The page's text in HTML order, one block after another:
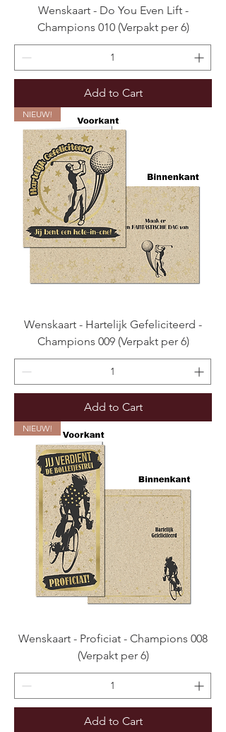
Wenskaart - Do You Even Lift -
Champions 010 (Verpakt per 6)
Add to Cart
NIEUW!
Wenskaart - Hartelijk Gefeliciteerd -
Champions 009 (Verpakt per 6)
Add to Cart
NIEUW!
Wenskaart - Proficiat - Champions 008
(Verpakt per 6)
Add to Cart